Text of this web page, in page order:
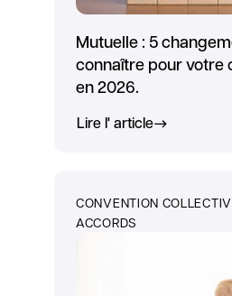
Mutuelle : 5
connaître pour votre
en 2026.
Lire l' article
CONVENTION
ACCORDS